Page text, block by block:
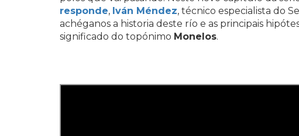
responde, Iván Méndez, técnico especialista do
achéganos a historia deste río e as principais
significado do topónimo Monelos.